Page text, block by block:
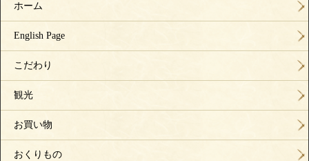
ホーム
English Page
こだわり
観光
お買い物
おくりもの